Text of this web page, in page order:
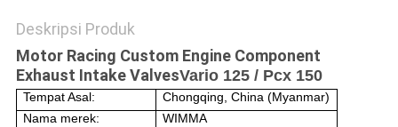
Deskripsi Produk
Motor Racing Custom Engine Component
Exhaust Intake ValvesVario 125 / Pcx 150
Tempat Asal:
Chongqing, China (Myanmar)
Nama merek:
WIMMA